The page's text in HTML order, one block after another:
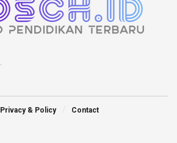
Privacy & Policy Contact